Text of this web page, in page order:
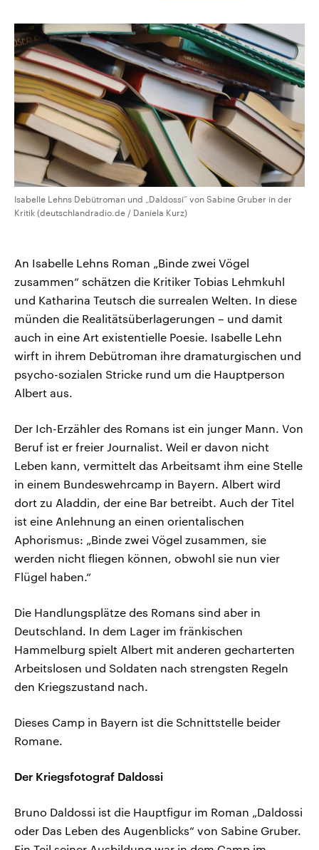
Isabelle Lehns Debütroman und „Daldossi“ von Sabine Gruber in der
Kritik (deutschlandradio.de / Daniela Kurz)
An Isabelle Lehns Roman „Binde zwei Vögel
zusammen“ schätzen die Kritiker Tobias Lehmkuhl
und Katharina Teutsch die surrealen Welten. In diese
münden die Realitätsüberlagerungen – und damit
auch in eine Art existentielle Poesie. Isabelle Lehn
wirft in ihrem Debütroman ihre dramaturgischen und
psycho-sozialen Stricke rund um die Hauptperson
Albert aus.
Der Ich-Erzähler des Romans ist ein junger Mann. Von
Beruf ist er freier Journalist. Weil er davon nicht
Leben kann, vermittelt das Arbeitsamt ihm eine Stelle
in einem Bundeswehrcamp in Bayern. Albert wird
dort zu Aladdin, der eine Bar betreibt. Auch der Titel
ist eine Anlehnung an einen orientalischen
Aphorismus: „Binde zwei Vögel zusammen, sie
werden nicht fliegen können, obwohl sie nun vier
Flügel haben.“
Die Handlungsplätze des Romans sind aber in
Deutschland. In dem Lager im fränkischen
Hammelburg spielt Albert mit anderen gecharterten
Arbeitslosen und Soldaten nach strengsten Regeln
den Kriegszustand nach.
Dieses Camp in Bayern ist die Schnittstelle beider
Romane.
Der Kriegsfotograf Daldossi
Bruno Daldossi ist die Hauptfigur im Roman „Daldossi
oder Das Leben des Augenblicks“ von Sabine Gruber.